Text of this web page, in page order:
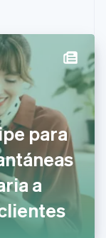
para
a